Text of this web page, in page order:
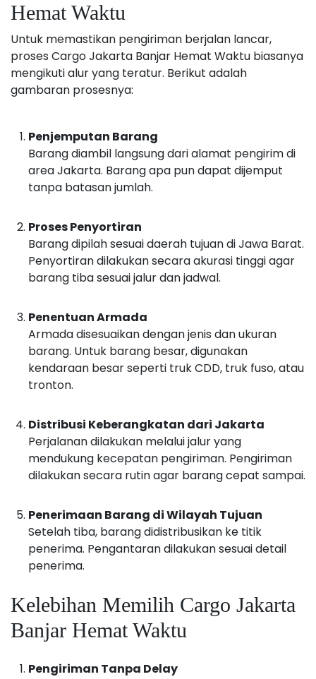
Hemat Waktu
Untuk memastikan pengiriman berjalan lancar,
proses Cargo Jakarta Banjar Hemat Waktu biasanya
mengikuti alur yang teratur. Berikut adalah
gambaran prosesnya:
Penjemputan Barang
Barang diambil langsung dari alamat pengirim di
area Jakarta. Barang apa pun dapat dijemput
tanpa batasan jumlah.
Proses Penyortiran
Barang dipilah sesuai daerah tujuan di Jawa Barat.
Penyortiran dilakukan secara akurasi tinggi agar
barang tiba sesuai jalur dan jadwal.
Penentuan Armada
Armada disesuaikan dengan jenis dan ukuran
barang. Untuk barang besar, digunakan
kendaraan besar seperti truk CDD, truk fuso, atau
tronton.
Distribusi Keberangkatan dari Jakarta
Perjalanan dilakukan melalui jalur yang
mendukung kecepatan pengiriman. Pengiriman
dilakukan secara rutin agar barang cepat sampai.
Penerimaan Barang di Wilayah Tujuan
Setelah tiba, barang didistribusikan ke titik
penerima. Pengantaran dilakukan sesuai detail
penerima.
Kelebihan Memilih Cargo Jakarta
Banjar Hemat Waktu
Pengiriman Tanpa Delay